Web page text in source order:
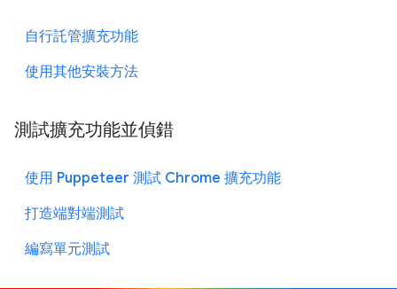
自行託管擴充功能
使用其他安裝方法
測試擴充功能並偵錯
使用 Puppeteer 測試 Chrome 擴充功能
打造端對端測試
編寫單元測試